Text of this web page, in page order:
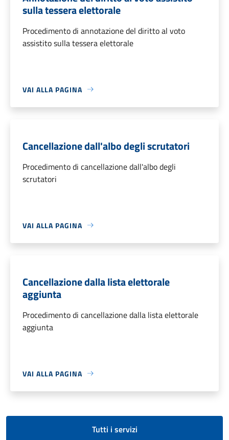
sulla tessera elettorale
Procedimento di annotazione del diritto al voto
assistito sulla tessera elettorale
VAI ALLA PAGINA
Cancellazione dall'albo degli scrutatori
Procedimento di cancellazione dall'albo degli
scrutatori
VAI ALLA PAGINA
Cancellazione dalla lista elettorale
aggiunta
Procedimento di cancellazione dalla lista elettorale
aggiunta
VAI ALLA PAGINA
Tutti i servizi